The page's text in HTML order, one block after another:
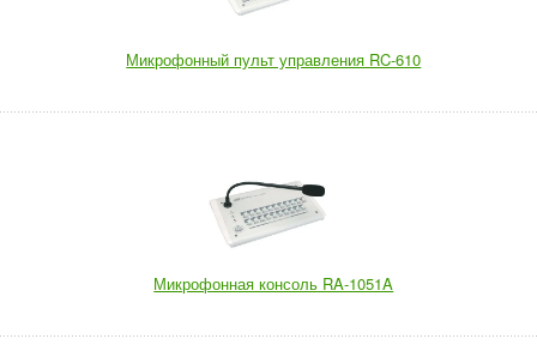
Микрофонный пульт управления RC-610
Микрофонная консоль RA-1051A